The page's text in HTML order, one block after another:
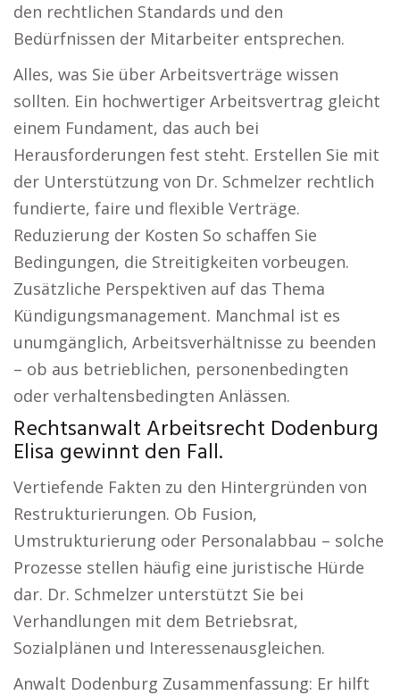
den rechtlichen Standards und den
Bedürfnissen der Mitarbeiter entsprechen.
Alles, was Sie über Arbeitsverträge wissen
sollten. Ein hochwertiger Arbeitsvertrag gleicht
einem Fundament, das auch bei
Herausforderungen fest steht. Erstellen Sie mit
der Unterstützung von Dr. Schmelzer rechtlich
fundierte, faire und flexible Verträge.
Reduzierung der Kosten So schaffen Sie
Bedingungen, die Streitigkeiten vorbeugen.
Zusätzliche Perspektiven auf das Thema
Kündigungsmanagement. Manchmal ist es
unumgänglich, Arbeitsverhältnisse zu beenden
– ob aus betrieblichen, personenbedingten
oder verhaltensbedingten Anlässen.
Rechtsanwalt Arbeitsrecht Dodenburg
Elisa gewinnt den Fall.
Vertiefende Fakten zu den Hintergründen von
Restrukturierungen. Ob Fusion,
Umstrukturierung oder Personalabbau – solche
Prozesse stellen häufig eine juristische Hürde
dar. Dr. Schmelzer unterstützt Sie bei
Verhandlungen mit dem Betriebsrat,
Sozialplänen und Interessenausgleichen.
Anwalt Dodenburg Zusammenfassung: Er hilft